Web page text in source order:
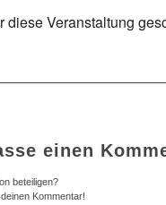
diese Veranstaltung
einen
beteiligen?
Kommentar!